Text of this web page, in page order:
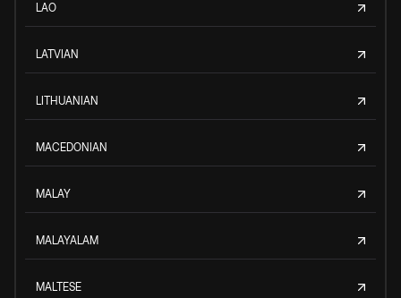
LAO
LATVIAN
LITHUANIAN
MACEDONIAN
MALAY
MALAYALAM
MALTESE